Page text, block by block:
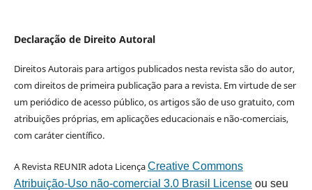
Declaração de Direito Autoral
Direitos Autorais para artigos publicados nesta revista são do autor,
com direitos de primeira publicação para a revista. Em virtude de ser
um periódico de acesso público, os artigos são de uso gratuito, com
atribuições próprias, em aplicações educacionais e não-comerciais,
com caráter científico.
A Revista REUNIR adota LicençaCreative Commons
Atribuição-Uso não-comercial 3.0 Brasil Licenseou seu